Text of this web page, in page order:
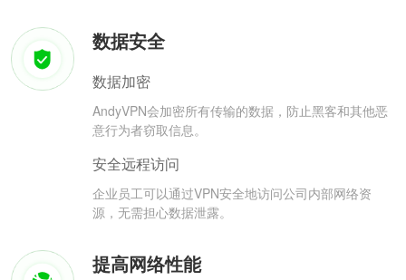
数据安全
数据加密
AndyVPN会加密所有传输的数据，防止黑客和其他恶
意行为者窃取信息。
安全远程访问
企业员工可以通过VPN安全地访问公司内部网络资
源，无需担心数据泄露。
提高网络性能